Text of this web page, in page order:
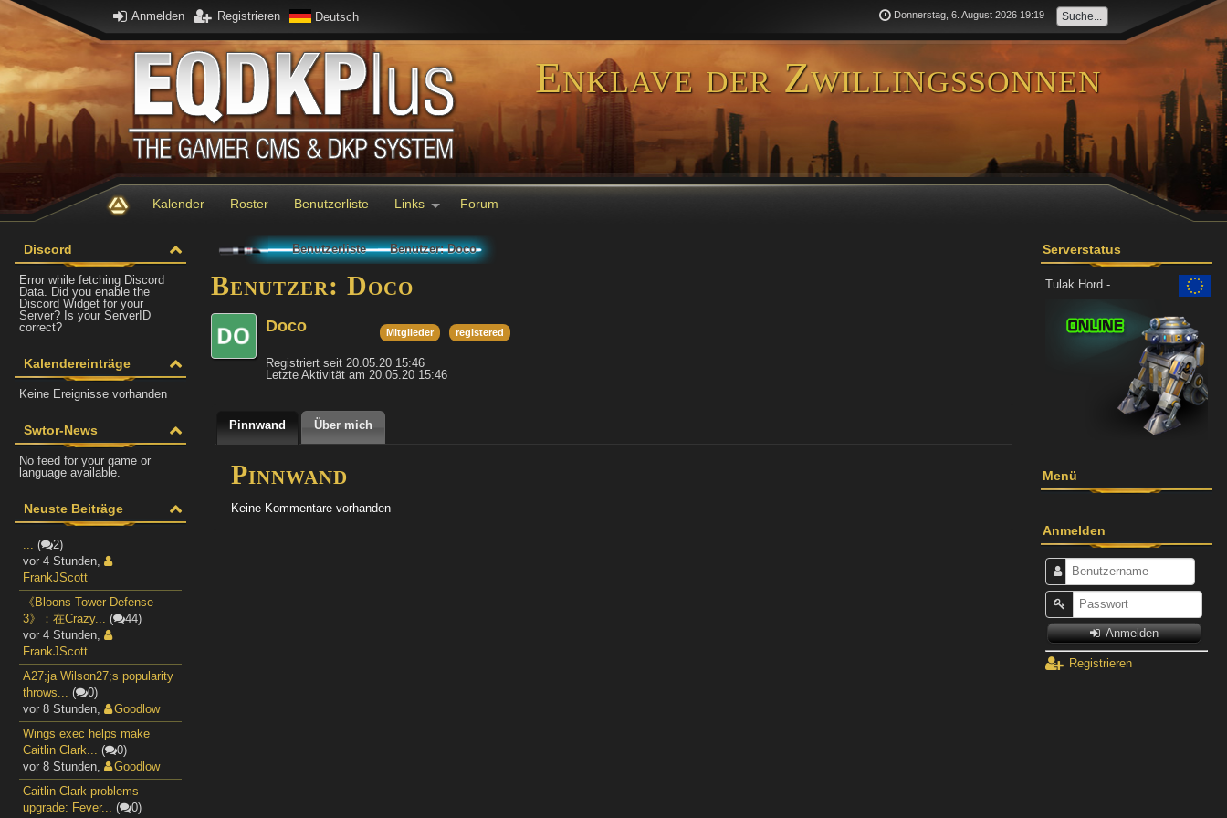
Anmelden Registrieren Deutsch Donnerstag, 6. August 2026 19:19
Enklave der Zwillingssonnen
Kalender Roster Benutzerliste Links Forum
Discord
Error while fetching Discord
Data. Did you enable the
Discord Widget for your
Server? Is your ServerID
correct?
Kalendereinträge
Keine Ereignisse vorhanden
Swtor-News
No feed for your game or
language available.
Neuste Beiträge
... (
2)
vor 4 Stunden,
FrankJScott
《Bloons Tower Defense
3》：在Crazy... (
44)
vor 4 Stunden,
FrankJScott
A27;ja Wilson27;s popularity
throws... (
0)
vor 8 Stunden,
Goodlow
Wings exec helps make
Caitlin Clark... (
0)
vor 8 Stunden,
Goodlow
Caitlin Clark problems
upgrade: Fever... (
0)
Benutzerliste Benutzer: Doco
Benutzer: Doco
Doco Mitglieder registered
Registriert seit 20.05.20 15:46
Letzte Aktivität am 20.05.20 15:46
Pinnwand Über mich
Pinnwand
Keine Kommentare vorhanden
Serverstatus
Tulak Hord -
Menü
Anmelden
Anmelden
Registrieren